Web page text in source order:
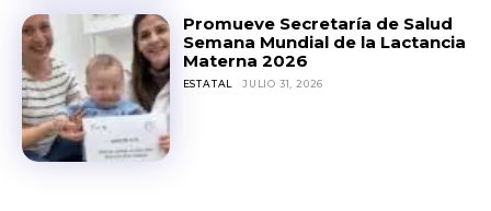
Promueve Secretaría de Salud
Semana Mundial de la Lactancia
Materna 2026
ESTATAL JULIO 31, 2026